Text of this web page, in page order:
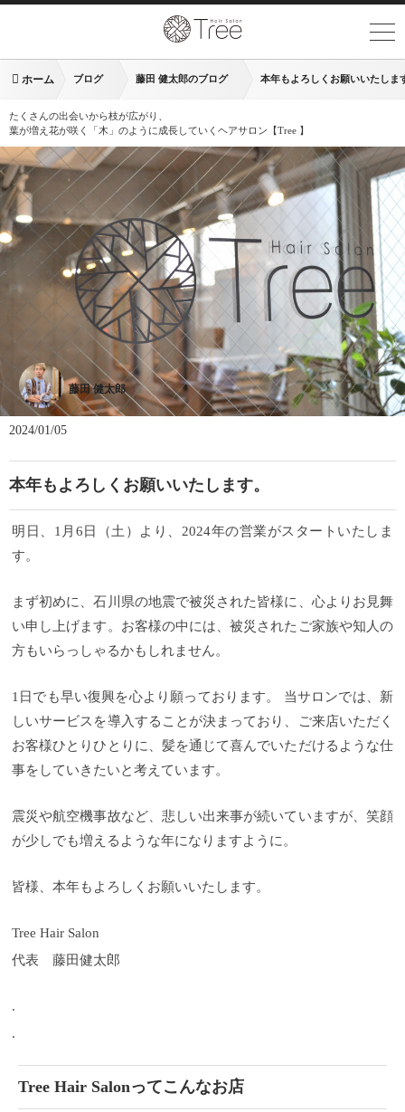
ホーム ブログ 藤田 健太郎のブログ 本年もよろしくお願いいたしま
たくさんの出会いから枝が広がり、
葉が増え花が咲く「木」のように成長していくヘアサロン【Tree 】
藤田 健太郎
2024/01/05
本年もよろしくお願いいたします。
明日、1月6日（土）より、2024年の営業がスタートいたしま
す。
まず初めに、石川県の地震で被災された皆様に、心よりお見舞
い申し上げます。お客様の中には、被災されたご家族や知人の
方もいらっしゃるかもしれません。
1日でも早い復興を心より願っております。 当サロンでは、新
しいサービスを導入することが決まっており、ご来店いただく
お客様ひとりひとりに、髪を通じて喜んでいただけるような仕
事をしていきたいと考えています。
震災や航空機事故など、悲しい出来事が続いていますが、笑顔
が少しでも増えるような年になりますように。
皆様、本年もよろしくお願いいたします。
Tree Hair Salon
代表 藤田健太郎
.
.
Tree Hair Salonってこんなお店